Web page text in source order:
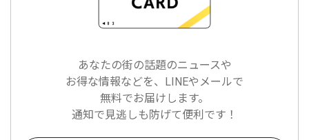
あなたの街の話題のニュースや
お得な情報などを、LINEやメールで
無料でお届けします。
通知で見逃しも防げて便利です！